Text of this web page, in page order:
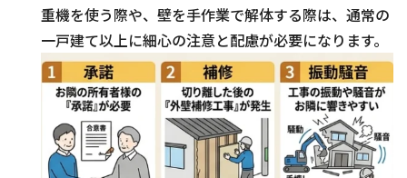
重機を使う際や、壁を手作業で解体する際は、通常の
一戸建て以上に細心の注意と配慮が必要になります。